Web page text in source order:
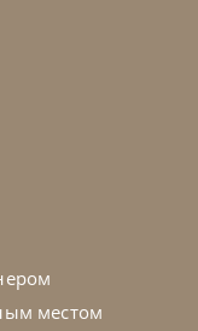
Tavolo Rettangolare
местом